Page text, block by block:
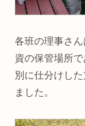
各班の理事さ
資の保管場所
別に仕分けし
ました。